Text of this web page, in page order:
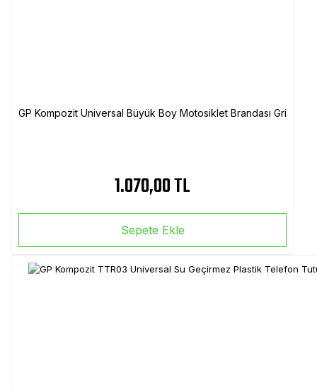
GP Kompozit Universal Büyük Boy Motosiklet Brandası Gri
1.070,00 TL
Sepete Ekle